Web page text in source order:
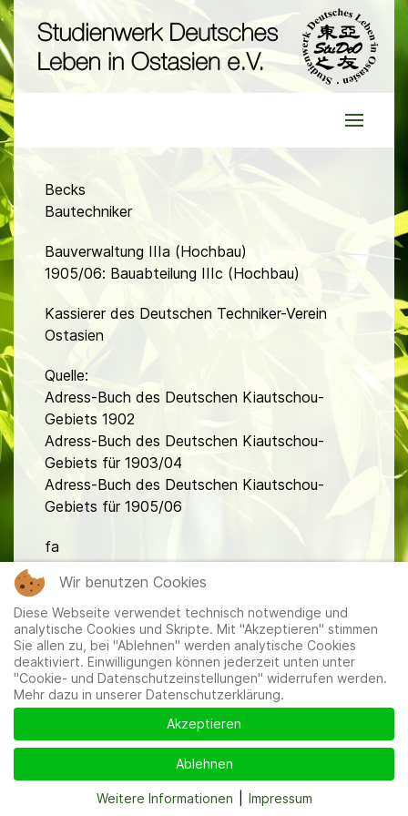
Becks
Bautechniker
Bauverwaltung IIIa (Hochbau)
1905/06: Bauabteilung IIIc (Hochbau)
Kassierer des Deutschen Techniker-Verein
Ostasien
Quelle:
Adress-Buch des Deutschen Kiautschou-
Gebiets 1902
Adress-Buch des Deutschen Kiautschou-
Gebiets für 1903/04
Adress-Buch des Deutschen Kiautschou-
Gebiets für 1905/06
fa
Mitglieder|Impressum|Datenschutzerklärung|Cookie-
und Datenschutzeinstellungen
Wir benutzen Cookies
Diese Webseite verwendet technisch notwendige und
analytische Cookies und Skripte. Mit "Akzeptieren" stimmen
Sie allen zu, bei "Ablehnen" werden analytische Cookies
deaktiviert. Einwilligungen können jederzeit unten unter
"Cookie- und Datenschutzeinstellungen" widerrufen werden.
Mehr dazu in unserer Datenschutzerklärung.
Akzeptieren
Ablehnen
Weitere Informationen Impressum